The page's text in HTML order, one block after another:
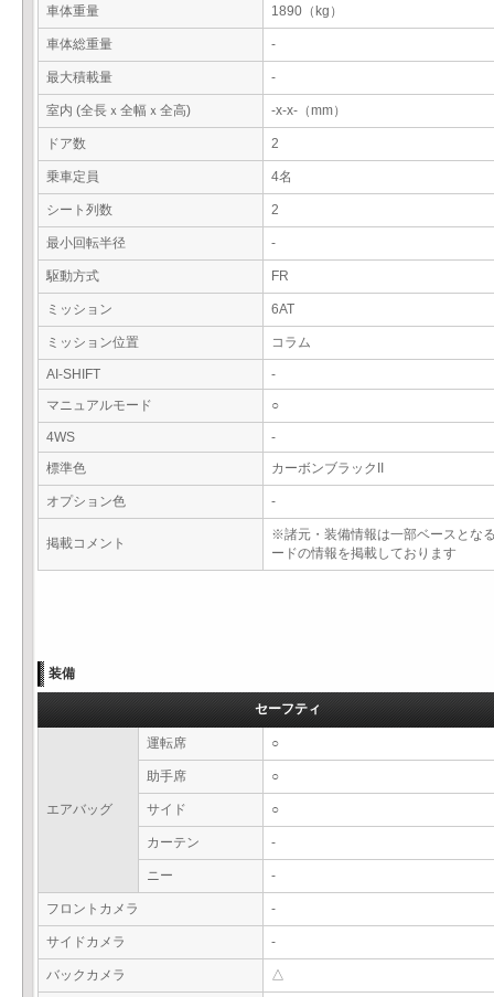
車体重量 1890（kg）
車体総重量 -
最大積載量 -
室内 (全長ｘ全幅ｘ全高) -x-x-（mm）
ドア数 2
乗車定員 4名
シート列数 2
最小回転半径 -
駆動方式 FR
ミッション 6AT
ミッション位置 コラム
AI-SHIFT
-
マニュアルモード
○
4WS
-
標準色
カーボンブラックII
オプション色 -
掲載コメント
※諸元・装備情報は一部ベースとな
ードの情報を掲載しております
装備
セーフティ
エアバッグ
運転席 ○
助手席 ○
サイド ○
カーテン -
ニー -
フロントカメラ -
サイドカメラ -
バックカメラ △